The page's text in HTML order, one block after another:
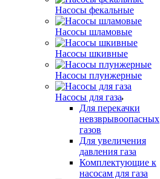
Насосы фекальные
Насосы шламовые
Насосы шкивные
Насосы плунжерные
Насосы для газа
Для перекачки
невзврывоопасных
газов
Для увеличения
давления газа
Комплектующие к
насосам для газа